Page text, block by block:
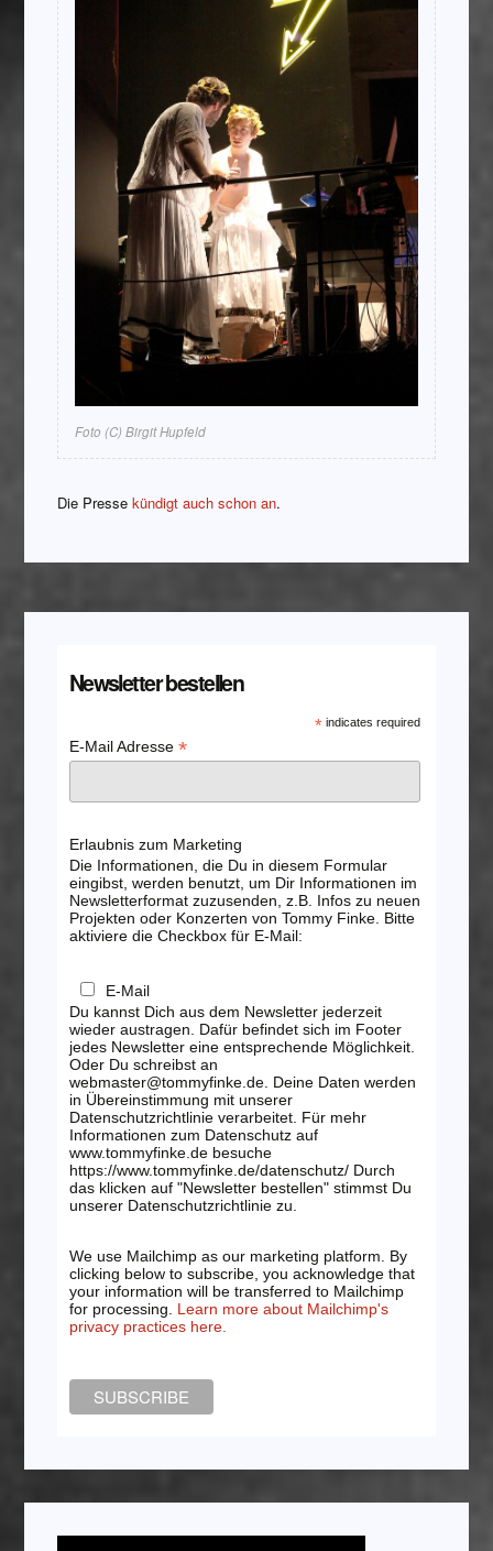
Foto (C) Birgit Hupfeld
Die Pressekündigt auch schon an.
Newsletter bestellen
* indicates required
E-Mail Adresse *
Erlaubnis zum Marketing
Die Informationen, die Du in diesem Formular
eingibst, werden benutzt, um Dir Informationen im
Newsletterformat zuzusenden, z.B. Infos zu neuen
Projekten oder Konzerten von Tommy Finke. Bitte
aktiviere die Checkbox für E-Mail:
E-Mail
Du kannst Dich aus dem Newsletter jederzeit
wieder austragen. Dafür befindet sich im Footer
jedes Newsletter eine entsprechende Möglichkeit.
Oder Du schreibst an
webmaster@tommyfinke.de. Deine Daten werden
in Übereinstimmung mit unserer
Datenschutzrichtlinie verarbeitet. Für mehr
Informationen zum Datenschutz auf
www.tommyfinke.de besuche
https://www.tommyfinke.de/datenschutz/ Durch
das klicken auf "Newsletter bestellen" stimmst Du
unserer Datenschutzrichtlinie zu.
We use Mailchimp as our marketing platform. By
clicking below to subscribe, you acknowledge that
your information will be transferred to Mailchimp
for processing. Learn more about Mailchimp's
privacy practices here.